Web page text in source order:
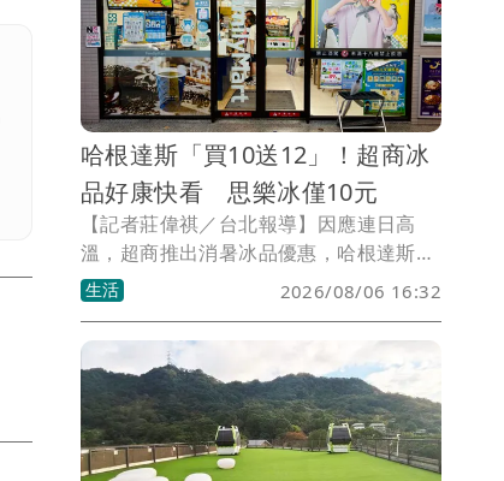
哈根達斯「買10送12」！超商冰
品好康快看 思樂冰僅10元
【記者莊偉祺／台北報導】因應連日高
溫，超商推出消暑冰品優惠，哈根達斯竟
買10送12、買30送36，還有配合飲料冰
品活動推出韓團Super Junior成員的圭賢
主題店，另一超商更有霜淇淋、思樂冰特
大杯優惠。
生活 2026/08/06 16:32